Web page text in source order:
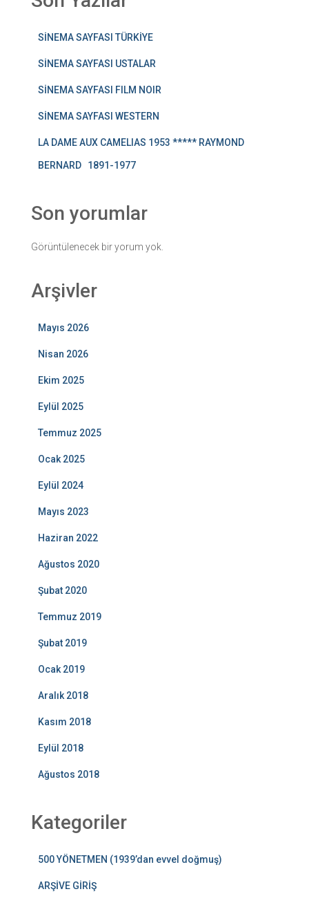
SİNEMA SAYFASI TÜRKİYE
SİNEMA SAYFASI USTALAR
SİNEMA SAYFASI FILM NOIR
SİNEMA SAYFASI WESTERN
LA DAME AUX CAMELIAS 1953 ***** RAYMOND
BERNARD 1891-1977
Son yorumlar
Görüntülenecek bir yorum yok.
Arşivler
Mayıs 2026
Nisan 2026
Ekim 2025
Eylül 2025
Temmuz 2025
Ocak 2025
Eylül 2024
Mayıs 2023
Haziran 2022
Ağustos 2020
Şubat 2020
Temmuz 2019
Şubat 2019
Ocak 2019
Aralık 2018
Kasım 2018
Eylül 2018
Ağustos 2018
Kategoriler
500 YÖNETMEN (1939’dan evvel doğmuş)
ARŞİVE GİRİŞ